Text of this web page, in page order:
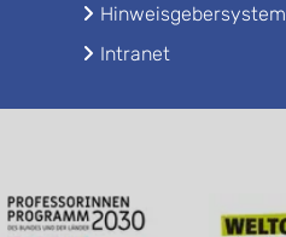
Hinweisgebersystem
Intranet